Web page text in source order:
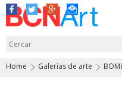
Home Galerías de arte